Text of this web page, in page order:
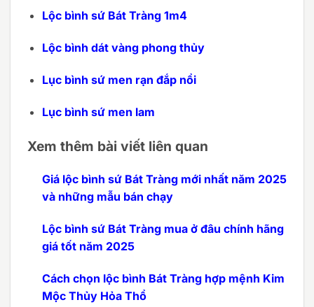
Lộc bình sứ Bát Tràng 1m4
Lộc bình dát vàng phong thủy
Lục bình sứ men rạn đắp nổi
Lục bình sứ men lam
Xem thêm bài viết liên quan
Giá lộc bình sứ Bát Tràng mới nhất năm 2025
và những mẫu bán chạy
Lộc bình sứ Bát Tràng mua ở đâu chính hãng
giá tốt năm 2025
Cách chọn lộc bình Bát Tràng hợp mệnh Kim
Mộc Thủy Hỏa Thổ